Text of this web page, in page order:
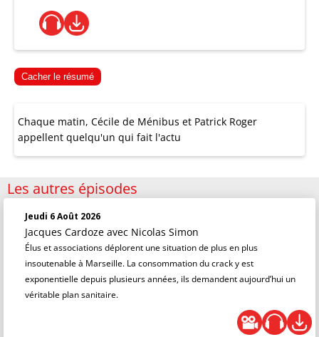
Cacher le résumé
Chaque matin, Cécile de Ménibus et Patrick Roger
appellent quelqu'un qui fait l'actu
Les autres épisodes
Jeudi 6 Août 2026
Jacques Cardoze avec Nicolas Simon
Élus et associations déplorent une situation de plus en plus
insoutenable à Marseille. La consommation du crack y est
exponentielle depuis plusieurs années, ils demandent aujourd’hui un
véritable plan sanitaire.